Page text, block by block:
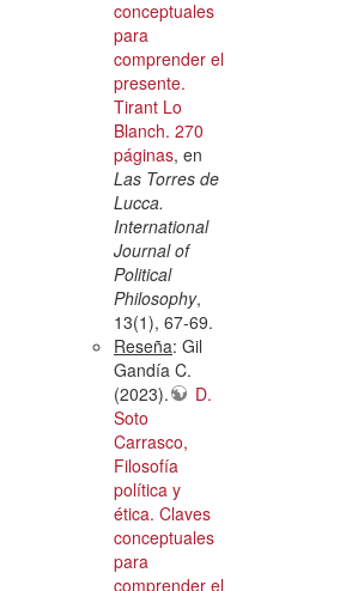
conceptuales
para
comprender el
presente.
Tirant Lo
Blanch. 270
páginas, en
Las Torres de
Lucca.
International
Journal of
Political
Philosophy,
13(1), 67-69.
Reseña: Gil
Gandía C.
(2023).
D.
Soto
Carrasco,
Filosofía
política y
ética. Claves
conceptuales
para
comprender el